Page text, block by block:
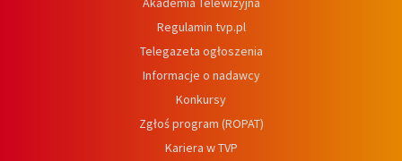
Regulamin tvp.pl
Telegazeta ogłoszenia
Informacje o nadawcy
Konkursy
Zgłoś program (ROPAT)
Kariera w TVP